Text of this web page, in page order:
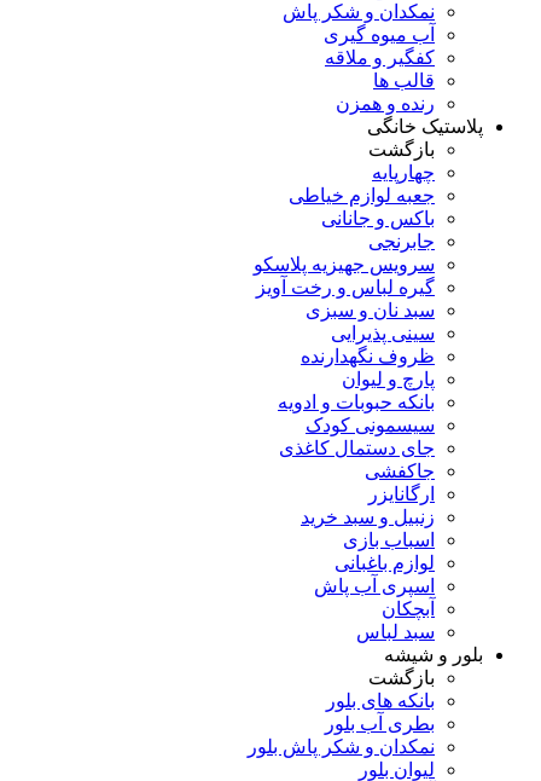
نمکدان و شکر پاش
آب میوه گیری
کفگیر و ملاقه
قالب ها
رنده و همزن
پلاستیک خانگی
بازگشت
چهارپایه
جعبه لوازم خیاطی
باکس و جانانی
جابرنجی
سرویس جهیزیه پلاسکو
گیره لباس و رخت آویز
سبد نان و سبزی
سینی پذیرایی
ظروف نگهدارنده
پارچ و لیوان
بانکه حبوبات و ادویه
سیسمونی کودک
جای دستمال کاغذی
جاکفشی
ارگانایزر
زنبیل و سبد خرید
اسباب بازی
لوازم باغبانی
اسپری آب پاش
آبچکان
سبد لباس
بلور و شیشه
بازگشت
بانکه های بلور
بطری آب بلور
نمکدان و شکر پاش بلور
لیوان بلور